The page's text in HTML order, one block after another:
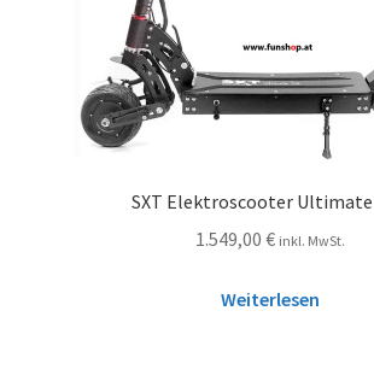
SXT Elektroscooter
1.549,00 € inkl. MwSt.
Weiterlesen